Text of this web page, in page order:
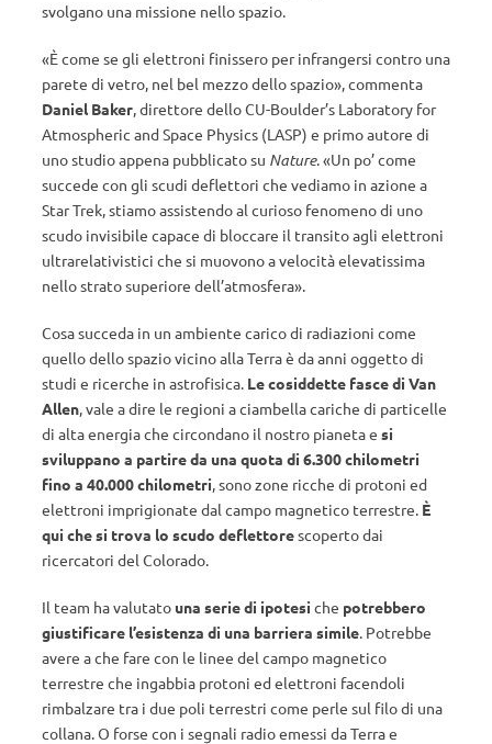
svolgano una missione nello spazio.
«È come se gli elettroni finissero per infrangersi contro una
parete di vetro, nel bel mezzo dello spazio», commenta
Daniel Baker, direttore dello CU-Boulder’s Laboratory for
Atmospheric and Space Physics (LASP) e primo autore di
uno studio appena pubblicato su Nature. «Un po’ come
succede con gli scudi deflettori che vediamo in azione a
Star Trek, stiamo assistendo al curioso fenomeno di uno
scudo invisibile capace di bloccare il transito agli elettroni
ultrarelativistici che si muovono a velocità elevatissima
nello strato superiore dell’atmosfera».
Cosa succeda in un ambiente carico di radiazioni come
quello dello spazio vicino alla Terra è da anni oggetto di
studi e ricerche in astrofisica. Le cosiddette fasce di Van
Allen, vale a dire le regioni a ciambella cariche di particelle
di alta energia che circondano il nostro pianeta e si
sviluppano a partire da una quota di 6.300 chilometri
fino a 40.000 chilometri, sono zone ricche di protoni ed
elettroni imprigionate dal campo magnetico terrestre. È
qui che si trova lo scudo deflettorescoperto dai
ricercatori del Colorado.
Il team ha valutato una serie di ipotesi che potrebbero
giustificare l’esistenza di una barriera simile. Potrebbe
avere a che fare con le linee del campo magnetico
terrestre che ingabbia protoni ed elettroni facendoli
rimbalzare tra i due poli terrestri come perle sul filo di una
collana. O forse con i segnali radio emessi da Terra e